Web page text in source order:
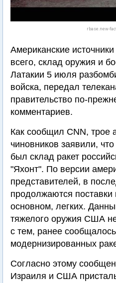
rbase.new-
Американские
всего, склад оружия и
Латакии 5 июля
войска, передал
правительство по-
комментариев.
Как сообщил CNN, трое
чиновников заявили,
был склад ракет
"Яхонт". По версии
представителей, в
продолжаются
основном, легких.
тяжелого оружия США
с тем, ранее
модернизированных
Согласно этому
Израиля и США